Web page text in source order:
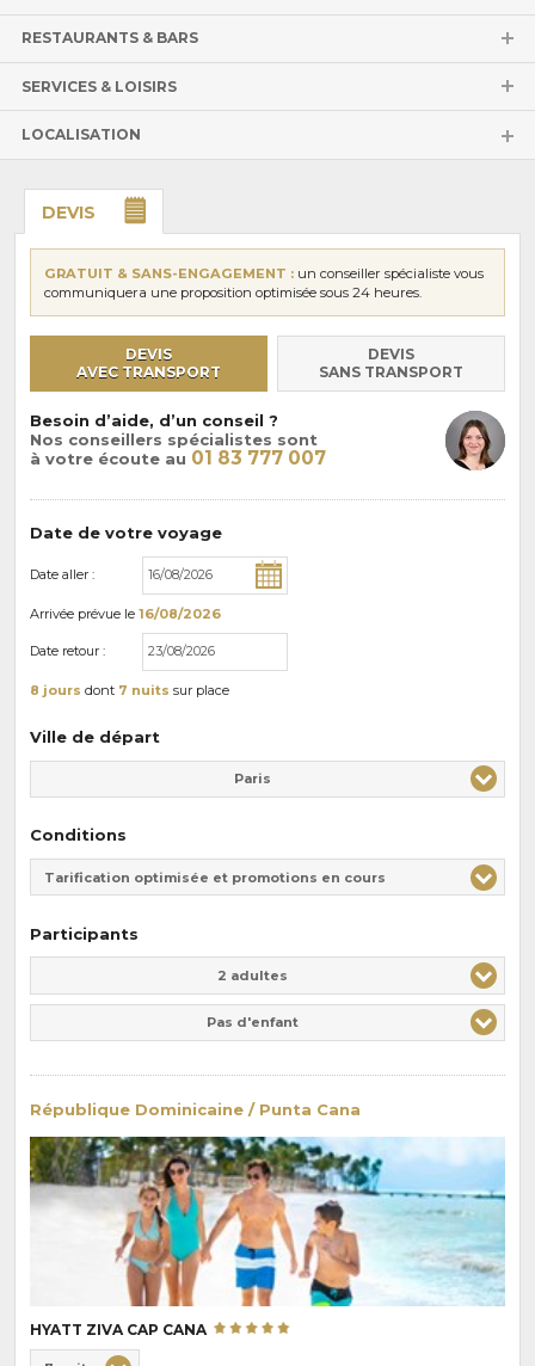
RESTAURANTS & BARS
SERVICES & LOISIRS
LOCALISATION
DEVIS
GRATUIT & SANS-ENGAGEMENT : un conseiller spécialiste vous
communiquera une proposition optimisée sous 24 heures.
DEVIS
AVEC TRANSPORT
DEVIS
SANS TRANSPORT
Besoin d’aide, d’un conseil ?
Nos conseillers spécialistes sont
à votre écoute au 01 83 777 007
Date de votre voyage
Date aller :
Arrivée prévue le 16/08/2026
Date retour :
8 jours dont 7 nuits sur place
Ville de départ
Paris
Conditions
Tarification optimisée et promotions en cours
Participants
2 adultes
Pas d'enfant
République Dominicaine / Punta Cana
HYATT ZIVA CAP CANA